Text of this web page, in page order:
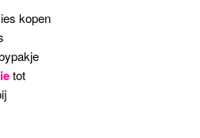
kopen
tot